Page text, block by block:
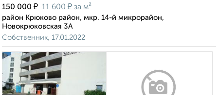
150 000 ₽ 11 600 ₽ за м²
район Крюково район, мкр. 14-й микрорайон,
Новокрюковская 3А
Собственник, 17.01.2022